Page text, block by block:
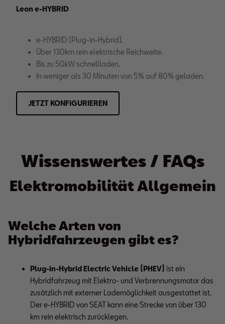
Leon e-HYBRID
e-HYBRID (Plug-in-Hybrid).
Über 130km rein elektrische Reichweite.
Bis zu 50kW schnellladen.
In weniger als 30 Minuten von 5% auf 80% geladen.
JETZT KONFIGURIEREN
Wissenswertes / FAQs
Elektromobilität Allgemein
Welche Arten von
Hybridfahrzeugen gibt es?
Plug-in-Hybrid Electric Vehicle (PHEV) ist ein
Hybridfahrzeug mit Elektro- und Verbrennungsmotor das
zusätzlich mit externer Lademöglichkeit ausgestattet ist.
Der e-HYBRID von SEAT kann eine Strecke von über 130
km rein elektrisch zurücklegen.